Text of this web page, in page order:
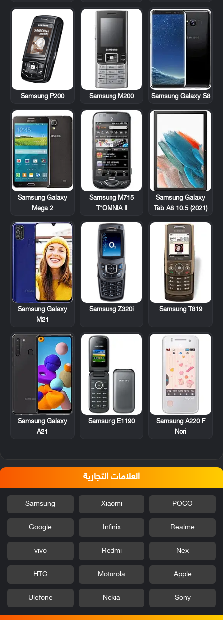
Samsung Galaxy S8
Samsung M200
Samsung P200
Samsung Galaxy
Tab A8 10.5 (2021)
Samsung M715
T*OMNIA II
Samsung Galaxy
Mega 2
Samsung T819
Samsung Z320i
Samsung Galaxy
M21
Samsung A220 F
Nori
Samsung E1190
Samsung Galaxy
A21
العلامات التجارية
POCO
Xiaomi
Samsung
Realme
Infinix
Google
Nex
Redmi
vivo
Apple
Motorola
HTC
Sony
Nokia
Ulefone